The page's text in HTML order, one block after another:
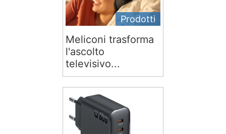
Prodotti
Meliconi trasforma
l'ascolto
televisivo...